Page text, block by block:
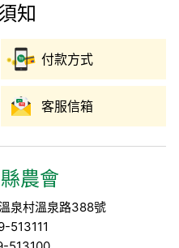
農會
泉村溫泉路388號
513111
知
付款方式
客服信箱